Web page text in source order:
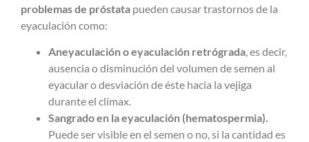
problemas de próstata pueden causar trastornos de la
eyaculación como:
Aneyaculación o eyaculación retrógrada, es decir,
ausencia o disminución del volumen de semen al
eyacular o desviación de éste hacia la vejiga
durante el clímax.
Sangrado en la eyaculación (hematospermia).
Puede ser visible en el semen o no, si la cantidad es